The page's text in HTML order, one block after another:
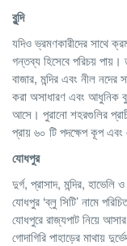
বুন্দি
যদিও ভ্রমণকারীদের সাথে
গন্তব্য হিসেবে পরিচয়
বাজার, মন্দির এবং নীল
করা অসাধারণ এবং আধুনিক
আসে। পুরানো শহরগুলির
প্রায় ৬০ টি পদক্ষেপ কূপ এবং
যোধপুর
দুর্গ, প্রাসাদ, মন্দির, হাভেলি
যোধপুর ‘ব্লু সিটি’ নামে
যোধপুরে রাজ্যপাট নিয়ে
গোদাগিরি পাহাড়ের মাথায়